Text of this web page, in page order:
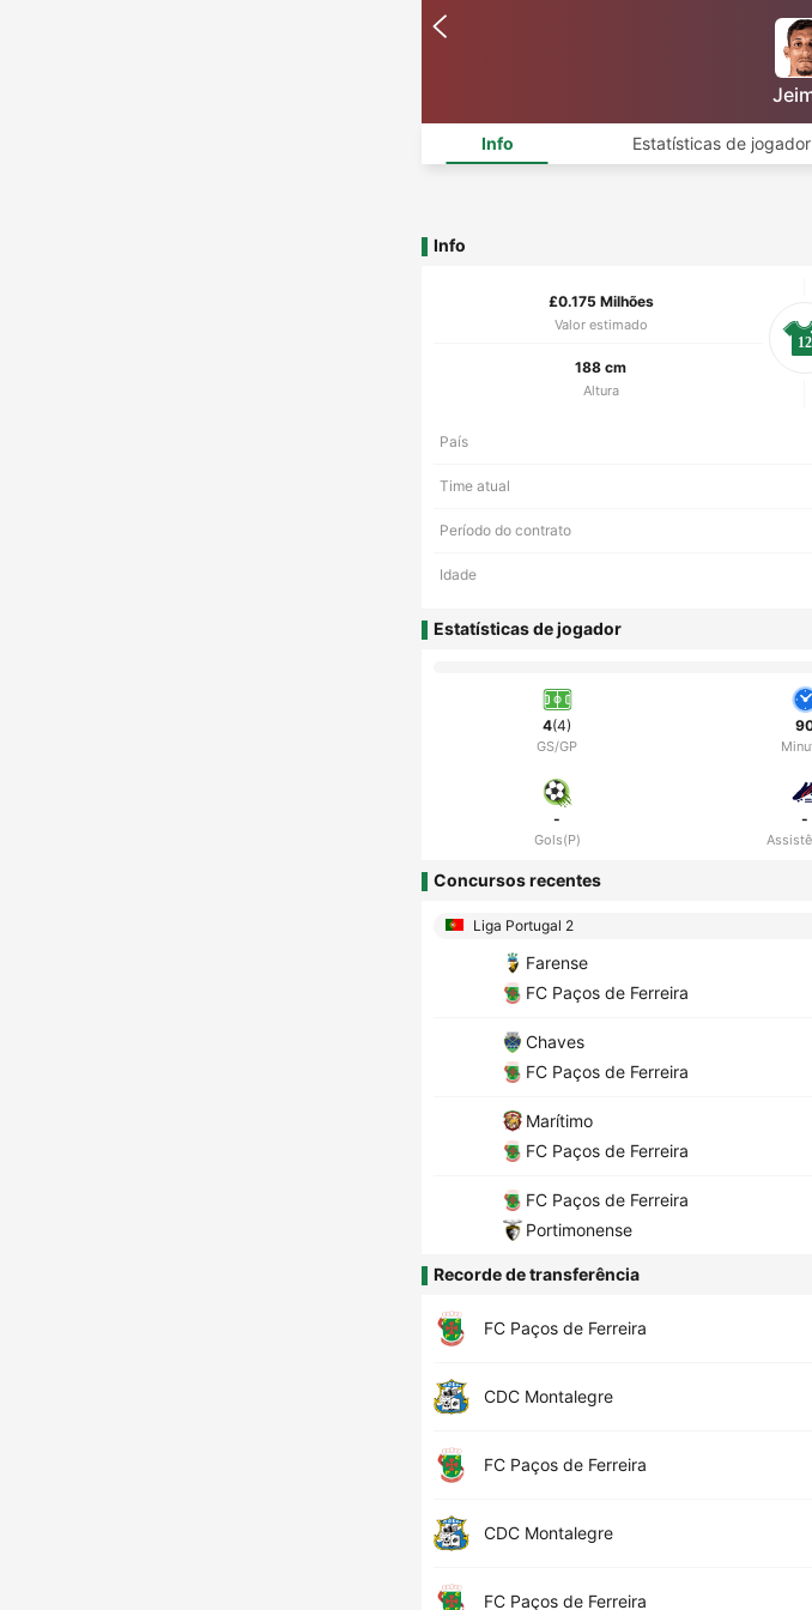
Info Estatísticas de jogador
Info
£0.175 Milhões
Valor estimado
188 cm
Altura
12
País
Time atual
Período do contrato
Idade
Estatísticas de jogador
4(4)
GS/GP
-
Gols(P)
-
Concursos recentes
Liga Portugal 2
Farense
FC Paços de Ferreira
Chaves
FC Paços de Ferreira
Marítimo
FC Paços de Ferreira
FC Paços de Ferreira
Portimonense
Recorde de transferência
FC Paços de Ferreira
CDC Montalegre
FC Paços de Ferreira
CDC Montalegre
FC Paços de Ferreira